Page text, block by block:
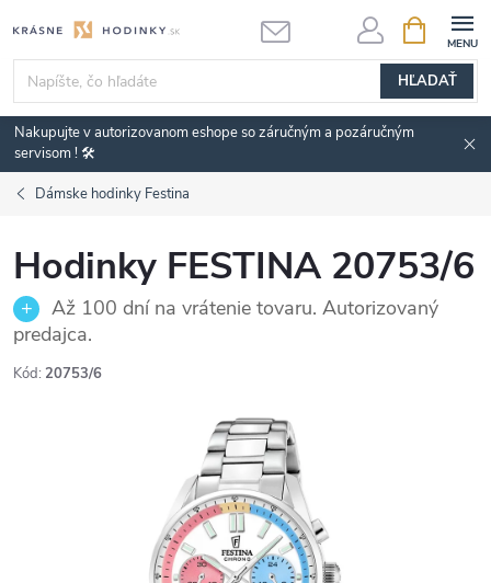
na
obsah
HĽADAŤ
KOŠÍK
Nakupujte v autorizovanom eshope so záručným a pozáručným
servisom ! 🛠️
Dámske hodinky Festina
Hodinky FESTINA 20753/6
Až 100 dní na vrátenie tovaru. Autorizovaný
predajca.
Kód: 20753/6